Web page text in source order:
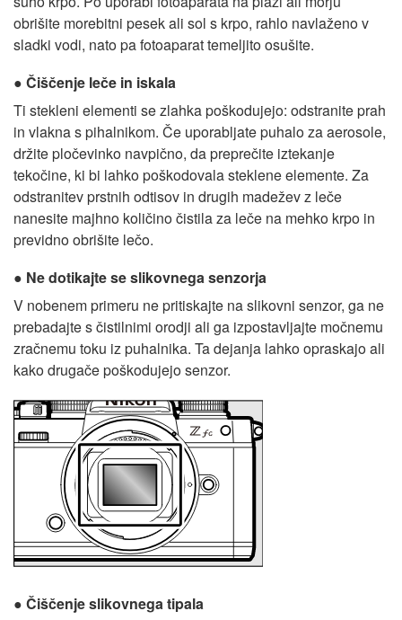
obrišite morebitni pesek ali sol s krpo, rahlo navlaženo v
sladki vodi, nato pa fotoaparat temeljito osušite.
Čiščenje leče in iskala
Ti stekleni elementi se zlahka poškodujejo: odstranite prah
in vlakna s pihalnikom. Če uporabljate puhalo za aerosole,
držite pločevinko navpično, da preprečite iztekanje
tekočine, ki bi lahko poškodovala steklene elemente. Za
odstranitev prstnih odtisov in drugih madežev z leče
nanesite majhno količino čistila za leče na mehko krpo in
previdno obrišite lečo.
Ne dotikajte se slikovnega senzorja
V nobenem primeru ne pritiskajte na slikovni senzor, ga ne
prebadajte s čistilnimi orodji ali ga izpostavljajte močnemu
zračnemu toku iz puhalnika. Ta dejanja lahko opraskajo ali
kako drugače poškodujejo senzor.
Čiščenje slikovnega tipala